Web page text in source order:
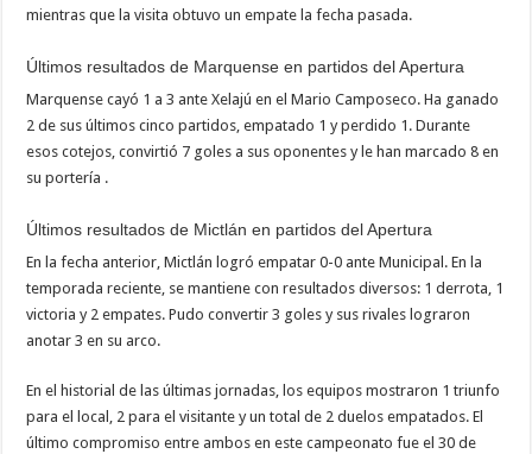
mientras que la visita obtuvo un empate la fecha pasada.
Últimos resultados de Marquense en partidos del Apertura
Marquense cayó 1 a 3 ante Xelajú en el Mario Camposeco. Ha ganado
2 de sus últimos cinco partidos, empatado 1 y perdido 1. Durante
esos cotejos, convirtió 7 goles a sus oponentes y le han marcado 8 en
su portería .
Últimos resultados de Mictlán en partidos del Apertura
En la fecha anterior, Mictlán logró empatar 0-0 ante Municipal. En la
temporada reciente, se mantiene con resultados diversos: 1 derrota, 1
victoria y 2 empates. Pudo convertir 3 goles y sus rivales lograron
anotar 3 en su arco.
En el historial de las últimas jornadas, los equipos mostraron 1 triunfo
para el local, 2 para el visitante y un total de 2 duelos empatados. El
último compromiso entre ambos en este campeonato fue el 30 de